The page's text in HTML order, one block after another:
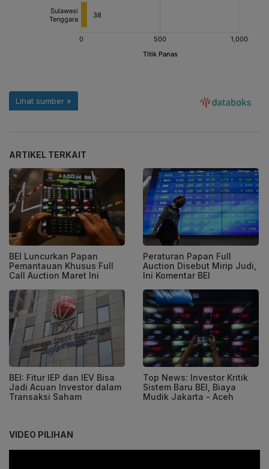
ARTIKEL TERKAIT
BEI Luncurkan Papan
Pemantauan Khusus Full
Call Auction Maret Ini
Peraturan Papan Full
Auction Disebut Mirip Judi,
Ini Komentar BEI
BEI: Fitur IEP dan IEV Bisa
Jadi Acuan Investor dalam
Transaksi Saham
Top News: Investor Kritik
Sistem Baru BEI, Biaya
Mudik Jakarta - Aceh
VIDEO PILIHAN